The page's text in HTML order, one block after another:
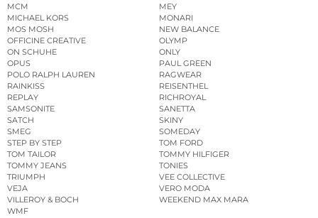
MCM
MEY
MICHAEL KORS
MONARI
MOS MOSH
NEW BALANCE
OFFICINE CREATIVE
OLYMP
ON SCHUHE
ONLY
OPUS
PAUL GREEN
POLO RALPH LAUREN
RAGWEAR
RAINKISS
REISENTHEL
REPLAY
RICHROYAL
SAMSONITE
SANETTA
SATCH
SKINY
SMEG
SOMEDAY
STEP BY STEP
TOM FORD
TOM TAILOR
TOMMY HILFIGER
TOMMY JEANS
TONIES
TRIUMPH
VEE COLLECTIVE
VEJA
VERO MODA
VILLEROY & BOCH
WEEKEND MAX MARA
WMF